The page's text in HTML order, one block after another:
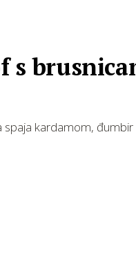
s
spaja kardamom, đumbir